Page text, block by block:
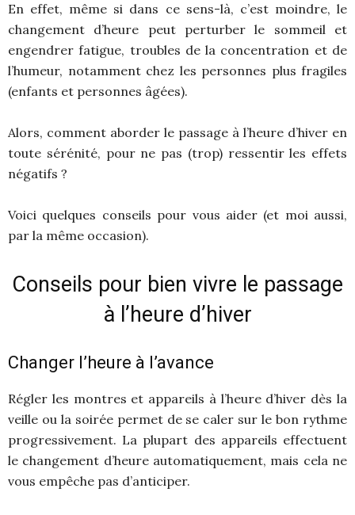
En effet, même si dans ce sens-là, c’est moindre, le
changement d’heure peut perturber le sommeil et
engendrer fatigue, troubles de la concentration et de
l’humeur, notamment chez les personnes plus fragiles
(enfants et personnes âgées).
Alors, comment aborder le passage à l’heure d’hiver en
toute sérénité, pour ne pas (trop) ressentir les effets
négatifs ?
Voici quelques conseils pour vous aider (et moi aussi,
par la même occasion).
Conseils pour bien vivre le passage
à l’heure d’hiver
Changer l’heure à l’avance
Régler les montres et appareils à l’heure d’hiver dès la
veille ou la soirée permet de se caler sur le bon rythme
progressivement. La plupart des appareils effectuent
le changement d’heure automatiquement, mais cela ne
vous empêche pas d’anticiper.